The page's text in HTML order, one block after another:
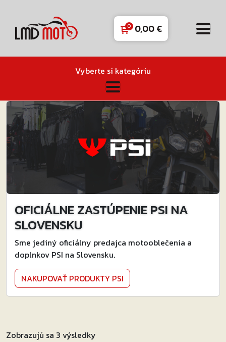
0,00€
Vyberte si kategóriu
OFICIÁLNE ZASTÚPENIE PSI NA
SLOVENSKU
Sme jediný oficiálny predajca motooblečenia a
doplnkov PSI na Slovensku.
NAKUPOVAŤ PRODUKTY PSI
Zobrazujú sa 3 výsledky